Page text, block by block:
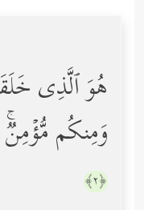
هُوَ ٱلَّذِی
وَمِنكُم مُّؤۡمِنࣱۚ
﴿٢﴾